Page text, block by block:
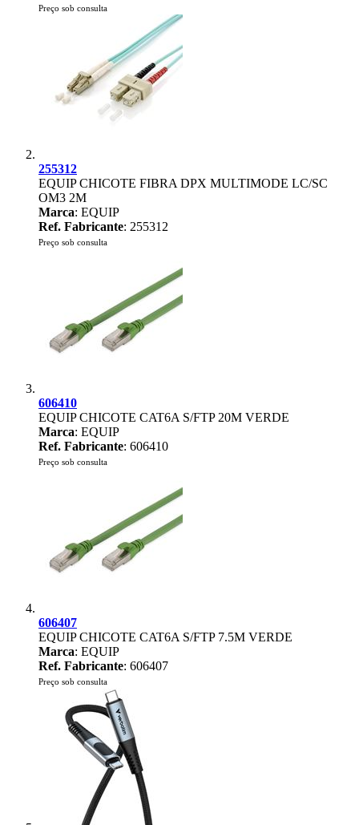
Preço sob consulta
255312
EQUIP CHICOTE FIBRA DPX MULTIMODE LC/SC
OM3 2M
Marca: EQUIP
Ref. Fabricante: 255312
Preço sob consulta
606410
EQUIP CHICOTE CAT6A S/FTP 20M VERDE
Marca: EQUIP
Ref. Fabricante: 606410
Preço sob consulta
606407
EQUIP CHICOTE CAT6A S/FTP 7.5M VERDE
Marca: EQUIP
Ref. Fabricante: 606407
Preço sob consulta